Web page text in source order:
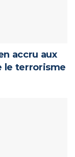
accru aux
le terrorisme